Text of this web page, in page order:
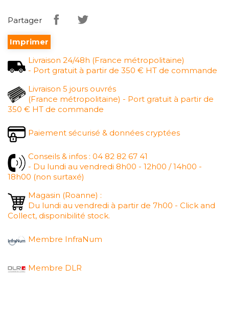
Partager
Imprimer
Livraison 24/48h (France métropolitaine)
- Port gratuit à partir de 350 € HT de commande
Livraison 5 jours ouvrés
(France métropolitaine) - Port gratuit à partir de
350 € HT de commande
Paiement sécurisé & données cryptées
Conseils & infos : 04 82 82 67 41
- Du lundi au vendredi 8h00 - 12h00 / 14h00 -
18h00 (non surtaxé)
Magasin (Roanne) :
Du lundi au vendredi à partir de 7h00 - Click and
Collect, disponibilité stock.
Membre InfraNum
Membre DLR